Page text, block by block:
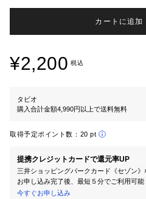
カートに追加
¥2,200 税込
タビオ
購入合計金額4,990円以上で送料無料
取得予定ポイント数： 20 pt
提携クレジットカードで還元率UP
三井ショッピングパークカード《セゾン》
お申し込み完了後、最短５分でご利用可能
今すぐお申し込み